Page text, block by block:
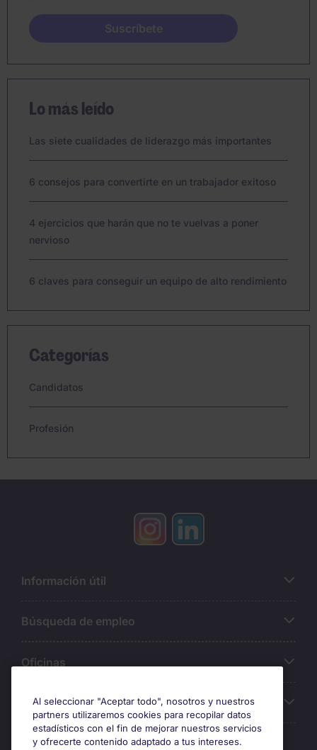
Lo más leído
Las siete cualidades de liderazgo más importantes
6 consejos para convertirte en un trabajador exitoso
4 ejercicios que harán que no te vuelvas a poner
nervioso
6 claves para conseguir un equipo de alto rendimiento
Categorías
Candidatos
Profesión
Información útil
Búsqueda de empleo
Oficinas
Sobre Michael Page
Al seleccionar "Aceptar todo", nosotros y nuestros
partners utilizaremos cookies para recopilar datos
estadísticos con el fin de mejorar nuestros servicios
y ofrecerte contenido adaptado a tus intereses.